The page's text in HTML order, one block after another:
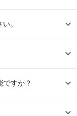
。
ですか？